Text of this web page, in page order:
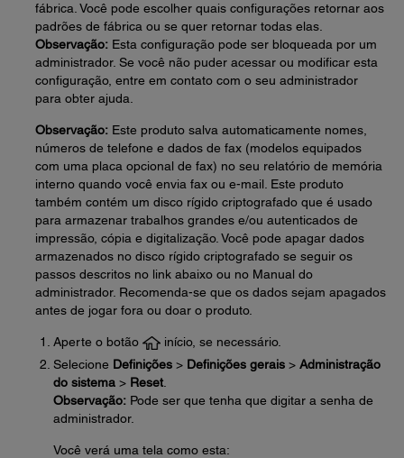
fábrica. Você pode escolher quais configurações retornar aos
padrões de fábrica ou se quer retornar todas elas.
Observação: Esta configuração pode ser bloqueada por um
administrador. Se você não puder acessar ou modificar esta
configuração, entre em contato com o seu administrador
para obter ajuda.
Observação: Este produto salva automaticamente nomes,
números de telefone e dados de fax (modelos equipados
com uma placa opcional de fax) no seu relatório de memória
interno quando você envia fax ou e-mail. Este produto
também contém um disco rígido criptografado que é usado
para armazenar trabalhos grandes e/ou autenticados de
impressão, cópia e digitalização. Você pode apagar dados
armazenados no disco rígido criptografado se seguir os
passos descritos no link abaixo ou no Manual do
administrador. Recomenda-se que os dados sejam apagados
antes de jogar fora ou doar o produto.
Aperte o botão
início, se necessário.
Selecione Definições > Definições gerais > Administração
do sistema > Reset
Observação: Pode ser que tenha que digitar a senha de
administrador.
Você verá uma tela como esta: